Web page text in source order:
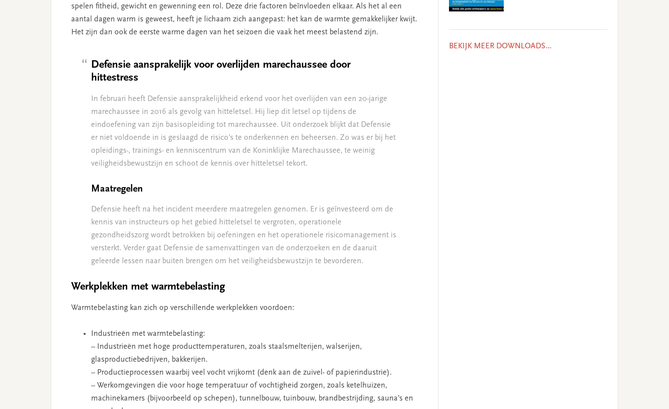
spelen fitheid, gewicht en gewenning een rol. Deze drie factoren beïnvloeden elkaar. Als het al een
aantal dagen warm is geweest, heeft je lichaam zich aangepast: het kan de warmte gemakkelijker kwijt.
Het zijn dan ook de eerste warme dagen van het seizoen die vaak het meest belastend zijn.
Defensie aansprakelijk voor overlijden marechaussee door
hittestress
In februari heeft Defensie aansprakelijkheid erkend voor het overlijden van een 20-jarige
marechaussee in 2016 als gevolg van hitteletsel. Hij liep dit letsel op tijdens de
eindoefening van zijn basisopleiding tot marechaussee. Uit onderzoek blijkt dat Defensie
er niet voldoende in is geslaagd de risico’s te onderkennen en beheersen. Zo was er bij het
opleidings-, trainings- en kenniscentrum van de Koninklijke Marechaussee, te weinig
veiligheidsbewustzijn en schoot de kennis over hitteletsel tekort.
Maatregelen
Defensie heeft na het incident meerdere maatregelen genomen. Er is geïnvesteerd om de
kennis van instructeurs op het gebied hitteletsel te vergroten, operationele
gezondheidszorg wordt betrokken bij oefeningen en het operationele risicomanagement is
versterkt. Verder gaat Defensie de samenvattingen van de onderzoeken en de daaruit
geleerde lessen naar buiten brengen om het veiligheidsbewustzijn te bevorderen.
Werkplekken met warmtebelasting
Warmtebelasting kan zich op verschillende werkplekken voordoen:
Industrieën met warmtebelasting:
– Industrieën met hoge producttemperaturen, zoals staalsmelterijen, walserijen,
glasproductiebedrijven, bakkerijen.
– Productieprocessen waarbij veel vocht vrijkomt (denk aan de zuivel- of papierindustrie).
– Werkomgevingen die voor hoge temperatuur of vochtigheid zorgen, zoals ketelhuizen,
machinekamers (bijvoorbeeld op schepen), tunnelbouw, tuinbouw, brandbestrijding, sauna’s en
BEKIJK MEER DOWNLOADS...